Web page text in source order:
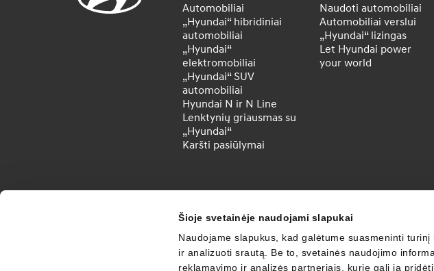
Šioje svetainėje naudojami slapukai
Naudojame slapukus, kad galėtume suasmeninti
ir analizuoti srautą. Be to, svetainės naudojimo
reklamavimo ir analizės partneriais, kurie gali ją
Automobiliai
„Hyundai“ hibridiniai
automobiliai
„Hyundai“
elektromobiliai
„Hyundai“ SUV
automobiliai
Hyundai N ir N Line
Lenktynių griausmas su
„Hyundai“
Karšti pasiūlymai
Naudoti automobiliai
Automobiliai verslui
„Hyundai“ lizingas
Let Hyundai power
your world